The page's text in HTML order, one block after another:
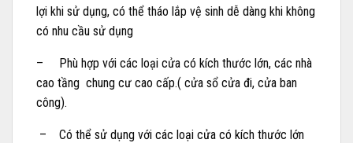
lợi khi sử dụng, có thể tháo lắp vệ sinh dễ dàng khi không
có nhu cầu sử dụng
– Phù hợp với các loại cửa có kích thước lớn, các nhà
cao tầng chung cư cao cấp.( cửa sổ cửa đi, cửa ban
công).
– Có thể sử dụng với các loại cửa có kích thước lớn